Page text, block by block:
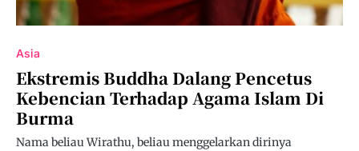
Asia
Ekstremis Buddha Dalang Pencetus
Kebencian Terhadap Agama Islam Di
Burma
Nama beliau Wirathu, beliau menggelarkan dirinya